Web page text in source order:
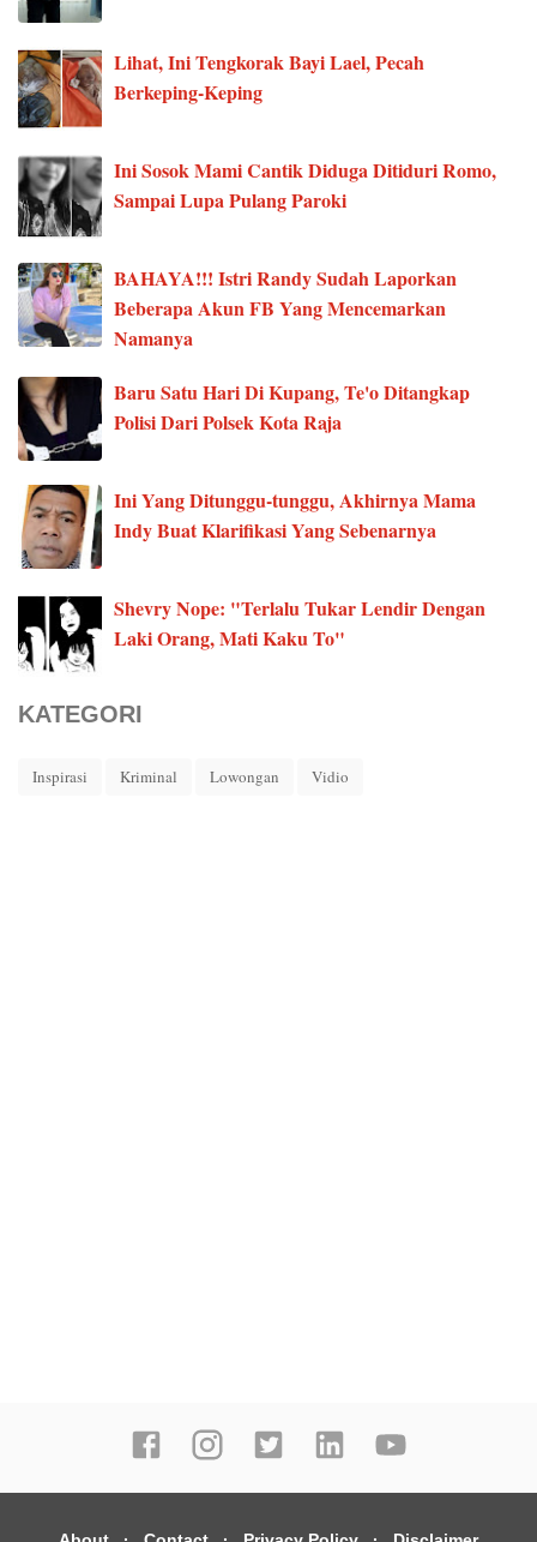
Lihat, Ini Tengkorak Bayi Lael, Pecah
Berkeping-Keping
Ini Sosok Mami Cantik Diduga Ditiduri Romo,
Sampai Lupa Pulang Paroki
BAHAYA!!! Istri Randy Sudah Laporkan
Beberapa Akun FB Yang Mencemarkan
Namanya
Baru Satu Hari Di Kupang, Te'o Ditangkap
Polisi Dari Polsek Kota Raja
Ini Yang Ditunggu-tunggu, Akhirnya Mama
Indy Buat Klarifikasi Yang Sebenarnya
Shevry Nope: "Terlalu Tukar Lendir Dengan
Laki Orang, Mati Kaku To"
KATEGORI
Inspirasi Kriminal Lowongan Vidio